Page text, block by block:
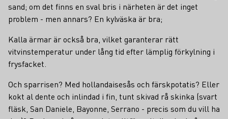
sand; om det finns en sval bris i närheten är det inget
problem - men annars? En kylväska är bra;
Kalla ärmar är också bra, vilket garanterar rätt
vitvinstemperatur under lång tid efter lämplig förkylning i
frysfacket.
Och sparrisen? Med hollandaisesås och färskpotatis? Eller
kokt al dente och inlindad i fin, tunt skivad rå skinka (svart
fläsk, San Daniele, Bayonne, Serrano - precis som du vill ha